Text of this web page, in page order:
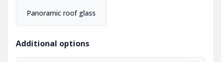
Panoramic roof glass
Additional options